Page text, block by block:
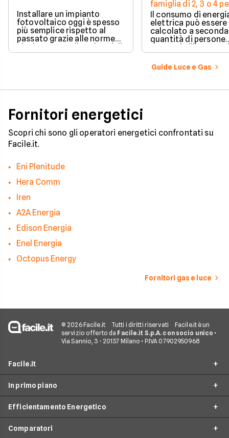
Installare un impianto
fotovoltaico oggi è spesso
più semplice rispetto al
passato grazie alle norme
che hanno ampliato i casi di
edilizia libera.
famiglia di 2, 3 o 4
Il consumo di
elettrica può essere
calcolato a
quantità di persone
presenti all'interno
determinato
numerosi i fattori
influenzano questo
considerazione per
Guide Luce e Gas
Fornitori energetici
Scopri chi sono gli operatori energetici confrontati su
Facile.it.
Eni Plenitude
Hera Comm
Iren
A2A Energia
Edison Energia
Enel Energia
Octopus Energy
Fornitori gas e luce
© 2026 Facile.it Tutti i diritti riservati
Facile.it è un
servizio offerto da Facile.it S.p.A. con socio unico •
Via Sannio, 3 - 20137 Milano • P.IVA 07902950968
Facile.it
Assicurazioni
Prestiti
In primo piano
Offerte Luce e Gas
Efficientamento Energetico
Impianto fotovoltaico
Comparatori